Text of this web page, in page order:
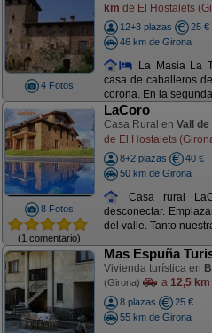
4 Fotos
km de El Hostalets
12+3 plazas
25 €
46 km de Girona
La Masia La
casa de caballeros
corona. En la
8 Fotos
(1 comentario)
LaCoro
Casa Rural en Vall
de El Hostalets
8+2 plazas
40 €
50 km de Girona
Casa rural
desconectar.
del valle. Tanto
Mas Espuña
Vivienda turística en
(Girona) a 12,5 km
8 plazas
25 €
55 km de Girona